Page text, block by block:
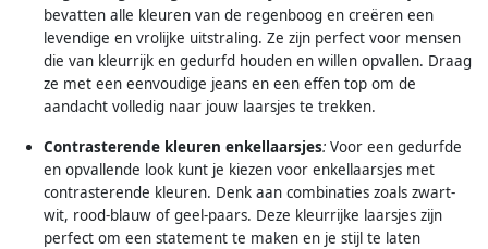
bevatten alle kleuren van de regenboog en creëren een
levendige en vrolijke uitstraling. Ze zijn perfect voor mensen
die van kleurrijk en gedurfd houden en willen opvallen. Draag
ze met een eenvoudige jeans en een effen top om de
aandacht volledig naar jouw laarsjes te trekken.
Contrasterende kleuren enkellaarsjes: Voor een gedurfde
en opvallende look kunt je kiezen voor enkellaarsjes met
contrasterende kleuren. Denk aan combinaties zoals zwart-
wit, rood-blauw of geel-paars. Deze kleurrijke laarsjes zijn
perfect om een statement te maken en je stijl te laten